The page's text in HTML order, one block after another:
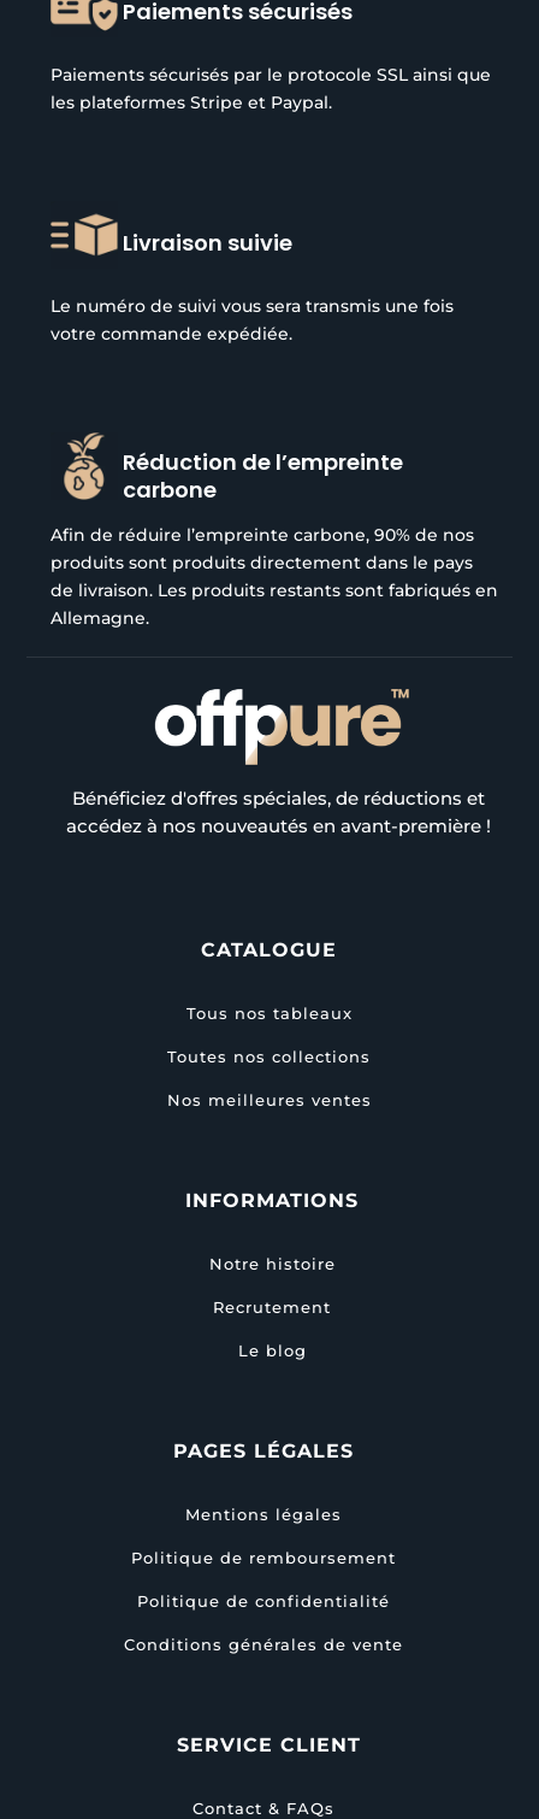
Paiements sécurisés
Paiements sécurisés par le protocole SSL ainsi que
les plateformes Stripe et Paypal.
Livraison suivie
Le numéro de suivi vous sera transmis une fois
votre commande expédiée.
Réduction de l’empreinte
carbone
Afin de réduire l’empreinte carbone, 90% de nos
produits sont produits directement dans le pays
de livraison. Les produits restants sont fabriqués en
Allemagne.
Bénéficiez d'offres spéciales, de réductions et
accédez à nos nouveautés en avant-première !
CATALOGUE
Tous nos tableaux
Toutes nos collections
Nos meilleures ventes
INFORMATIONS
Notre histoire
Recrutement
Le blog
PAGES LÉGALES
Mentions légales
Politique de remboursement
Politique de confidentialité
Conditions générales de vente
SERVICE CLIENT
Contact & FAQs